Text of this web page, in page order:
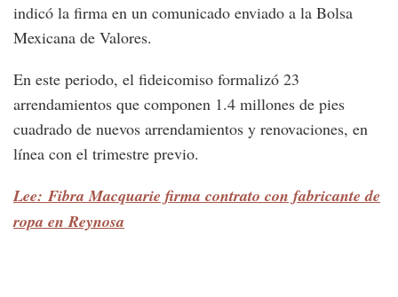
indicó la firma en un comunicado enviado a la Bolsa
Mexicana de Valores.
En este periodo, el fideicomiso formalizó 23
arrendamientos que componen 1.4 millones de pies
cuadrado de nuevos arrendamientos y renovaciones, en
línea con el trimestre previo.
Lee: Fibra Macquarie firma contrato con fabricante de
ropa en Reynosa